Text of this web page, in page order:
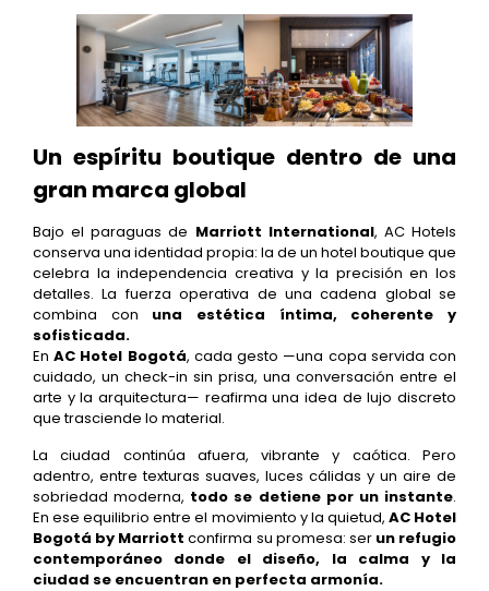
Un espíritu boutique dentro de una
gran marca global
Bajo el paraguas de Marriott International, AC Hotels
conserva una identidad propia: la de un hotel boutique que
celebra la independencia creativa y la precisión en los
detalles. La fuerza operativa de una cadena global se
combina con una estética íntima, coherente y
sofisticada.
EnAC Hotel Bogotá, cada gesto —una copa servida con
cuidado, un check-in sin prisa, una conversación entre el
arte y la arquitectura— reafirma una idea de lujo discreto
que trasciende lo material.
La ciudad continúa afuera, vibrante y caótica. Pero
adentro, entre texturas suaves, luces cálidas y un aire de
sobriedad moderna, todo se detiene por un instante.
En ese equilibrio entre el movimiento y la quietud, AC Hotel
Bogotá by Marriott confirma su promesa: ser un refugio
contemporáneo donde el diseño, la calma y la
ciudad se encuentran en perfecta armonía.